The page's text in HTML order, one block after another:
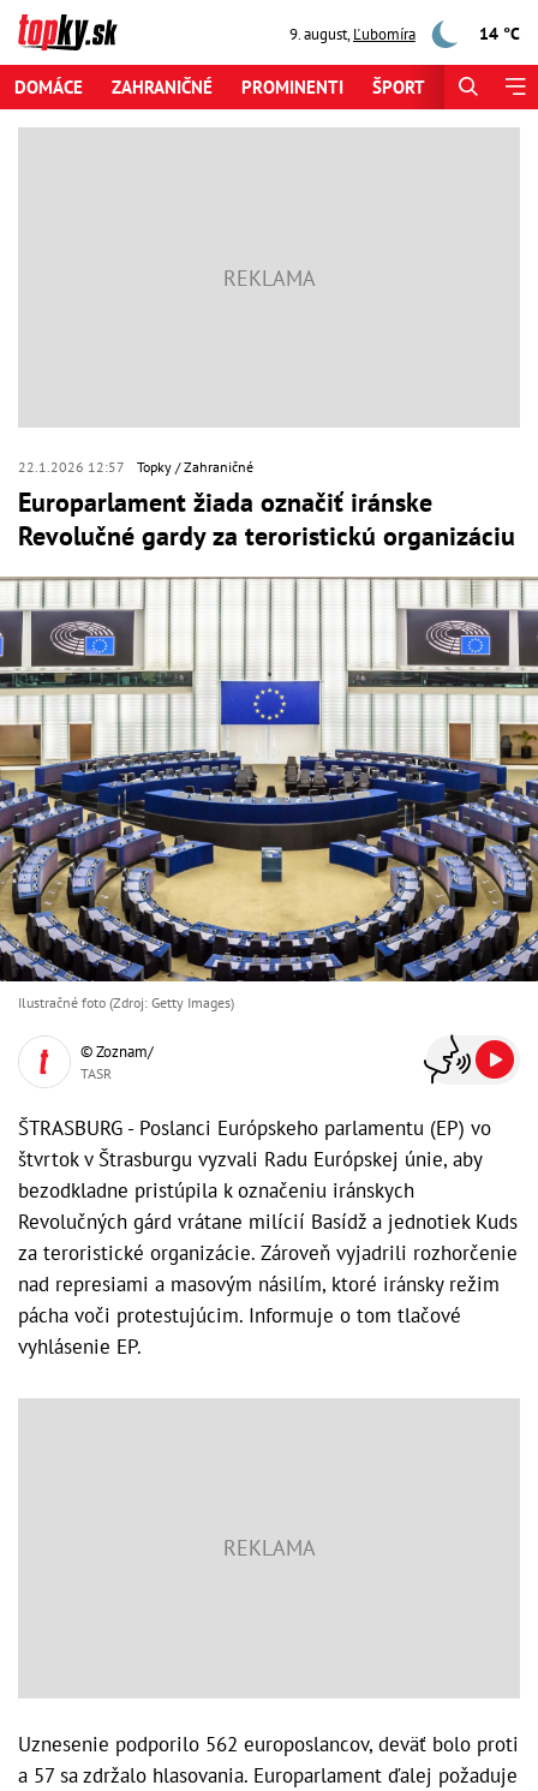
9. august,Ľubomíra 14 °C
DOMÁCE ZAHRANIČNÉ PROMINENTI ŠPORT
22.1.2026 12:57 Topky Zahraničné
Europarlament žiada označiť iránske
Revolučné gardy za teroristickú organizáciu
Ilustračné foto (Zdroj: Getty Images)
© Zoznam/
TASR
ŠTRASBURG - Poslanci Európskeho parlamentu (EP) vo
štvrtok v Štrasburgu vyzvali Radu Európskej únie, aby
bezodkladne pristúpila k označeniu iránskych
Revolučných gárd vrátane milícií Basídž a jednotiek Kuds
za teroristické organizácie. Zároveň vyjadrili rozhorčenie
nad represiami a masovým násilím, ktoré iránsky režim
pácha voči protestujúcim. Informuje o tom tlačové
vyhlásenie EP.
Uznesenie podporilo 562 europoslancov, deväť bolo proti
a 57 sa zdržalo hlasovania. Europarlament ďalej požaduje